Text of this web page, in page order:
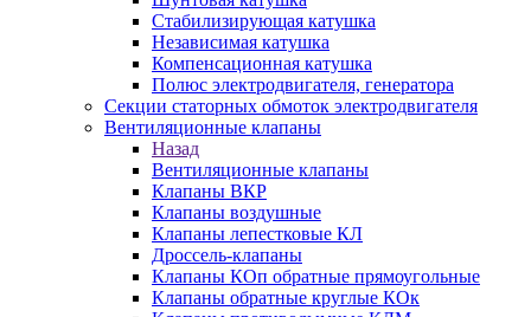
Стабилизирующая катушка
Независимая катушка
Компенсационная катушка
Полюс электродвигателя, генератора
Секции статорных обмоток электродвигателя
Вентиляционные клапаны
Назад
Вентиляционные клапаны
Клапаны ВКР
Клапаны воздушные
Клапаны лепестковые КЛ
Дроссель-клапаны
Клапаны КОп обратные прямоугольные
Клапаны обратные круглые КОк